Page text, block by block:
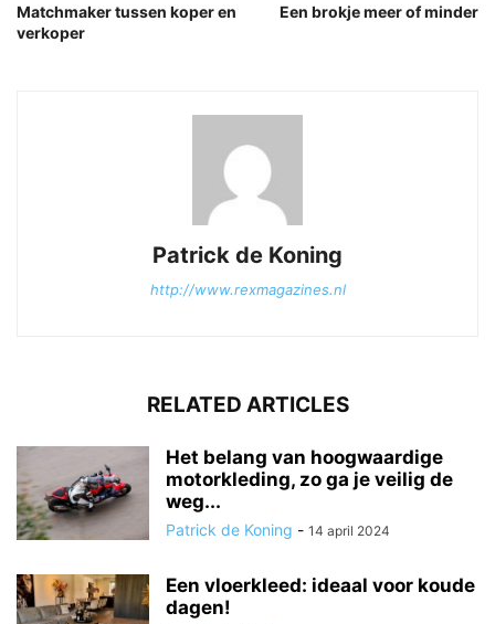
Matchmaker tussen koper en
verkoper
Een brokje meer of minder
Patrick de Koning
http://www.rexmagazines.nl
RELATED ARTICLES
Het belang van hoogwaardige
motorkleding, zo ga je veilig de
weg...
Patrick de Koning - 14 april 2024
Een vloerkleed: ideaal voor koude
dagen!